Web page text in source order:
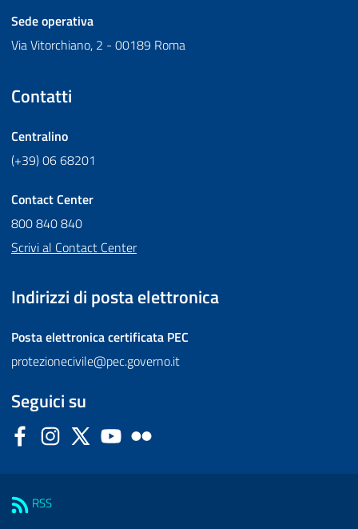
Sede operativa
Via Vitorchiano, 2 - 00189 Roma
Contatti
Centralino
(+39) 06 68201
Contact Center
800 840 840
Scrivi al Contact Center
Indirizzi di posta elettronica
Posta elettronica certificata PEC
protezionecivile@pec.governo.it
Seguici su
FacebookInstagram
Twitter YouTube
RSS